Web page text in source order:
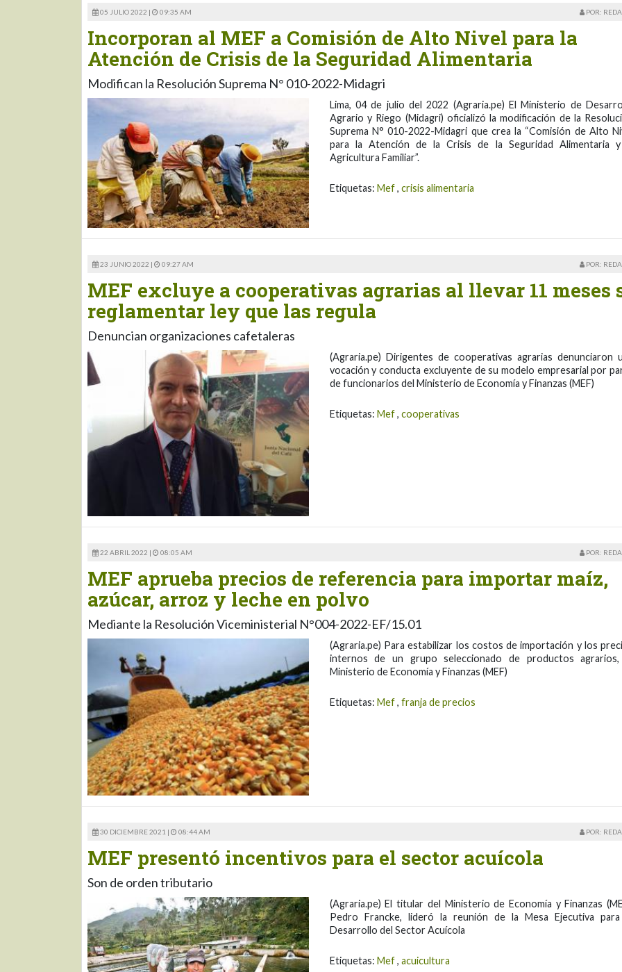
05 JULIO 2022 | 09:35 AM POR:
Incorporan al MEF a Comisión de Alto Nivel para la
Atención de Crisis de la Seguridad Alimentaria
Modifican la Resolución Suprema N° 010-2022-Midagri
Lima, 04 de julio del 2022 (Agraria.pe) El Ministerio de
Agrario y Riego (Midagri) oficializó la modificación de la
Suprema N° 010-2022-Midagri que crea la “Comisión de Alto
para la Atención de la Crisis de la Seguridad Alimentaria
Agricultura Familiar”.
Etiquetas: Mef, crisis alimentaria
23 JUNIO 2022 | 09:27 AM POR:
MEF excluye a cooperativas agrarias al llevar 11 meses
reglamentar ley que las regula
Denuncian organizaciones cafetaleras
(Agraria.pe) Dirigentes de cooperativas agrarias denunciaron
vocación y conducta excluyente de su modelo empresarial por
de funcionarios del Ministerio de Economía y Finanzas (MEF)
Etiquetas: Mef, cooperativas
22 ABRIL 2022 | 08:05 AM POR:
MEF aprueba precios de referencia para importar maíz,
azúcar, arroz y leche en polvo
Mediante la Resolución Viceministerial N°004-2022-EF/15.01
(Agraria.pe) Para estabilizar los costos de importación y los
internos de un grupo seleccionado de productos
Ministerio de Economía y Finanzas (MEF)
Etiquetas: Mef, franja de precios
30 DICIEMBRE 2021 | 08:44 AM POR:
MEF presentó incentivos para el sector acuícola
Son de orden tributario
(Agraria.pe) El titular del Ministerio de Economía y Finanzas
Pedro Francke, lideró la reunión de la Mesa Ejecutiva
Desarrollo del Sector Acuícola
Etiquetas: Mef, acuicultura